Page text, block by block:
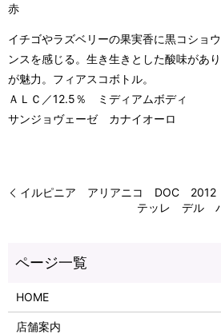
赤
イチゴやラズベリーの果実香に黒コショ
ンスを感じる。生き生きとした酸味があ
が魅力。フィアスコボトル。
ＡＬＣ／12.5％ ミディアムボディ
サンジョヴェーゼ カナイオーロ
イルピニア アリアニコ DOC 2012
テッレ デル
HOME
店舗案内